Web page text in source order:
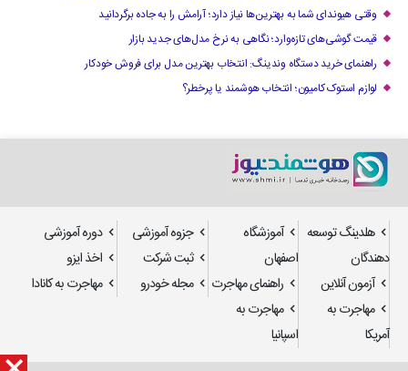
وقتی هیوندای شما به بهترین‌ها نیاز دارد؛ آرامش را به جاده برگردانید
قیمت گوشی‌های تازه‌وارد؛ نگاهی به نرخ مدل‌های جدید بازار
راهنمای خرید دستگاه وندینگ: انتخاب بهترین مدل برای فروش خودکار
لوازم استوک کامیون؛ انتخاب هوشمند یا پرخطر؟
هلدینگ توسعه
دهندگان
آموزشگاه
اصفهان
جزوه آموزشی
دوره آموزشی
ثبت شرکت
اخذ ایزو
آزمون آنلاین
راهنمای مهاجرت مجله خودرو
مهاجرت به کانادا
مهاجرت به
آمریکا
مهاجرت به
اسپانیا